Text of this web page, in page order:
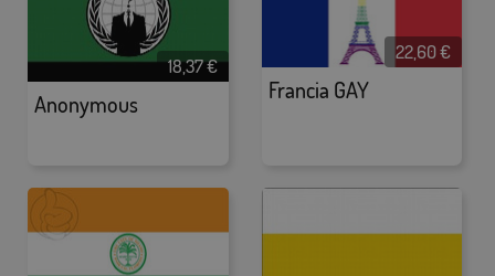
Anonymous
18,37€
Francia GAY
22,60€